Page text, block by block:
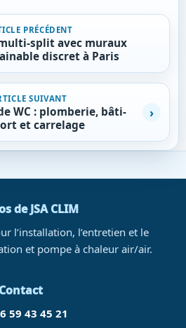
l’article
PRÉCÉDENT
split avec muraux
discret à Paris
SUIVANT
WC : plomberie, bâti-
et carrelage
de JSA CLIM
l’installation, l’entretien et le
et pompe à chaleur air/air.
Contact
59 43 45 21